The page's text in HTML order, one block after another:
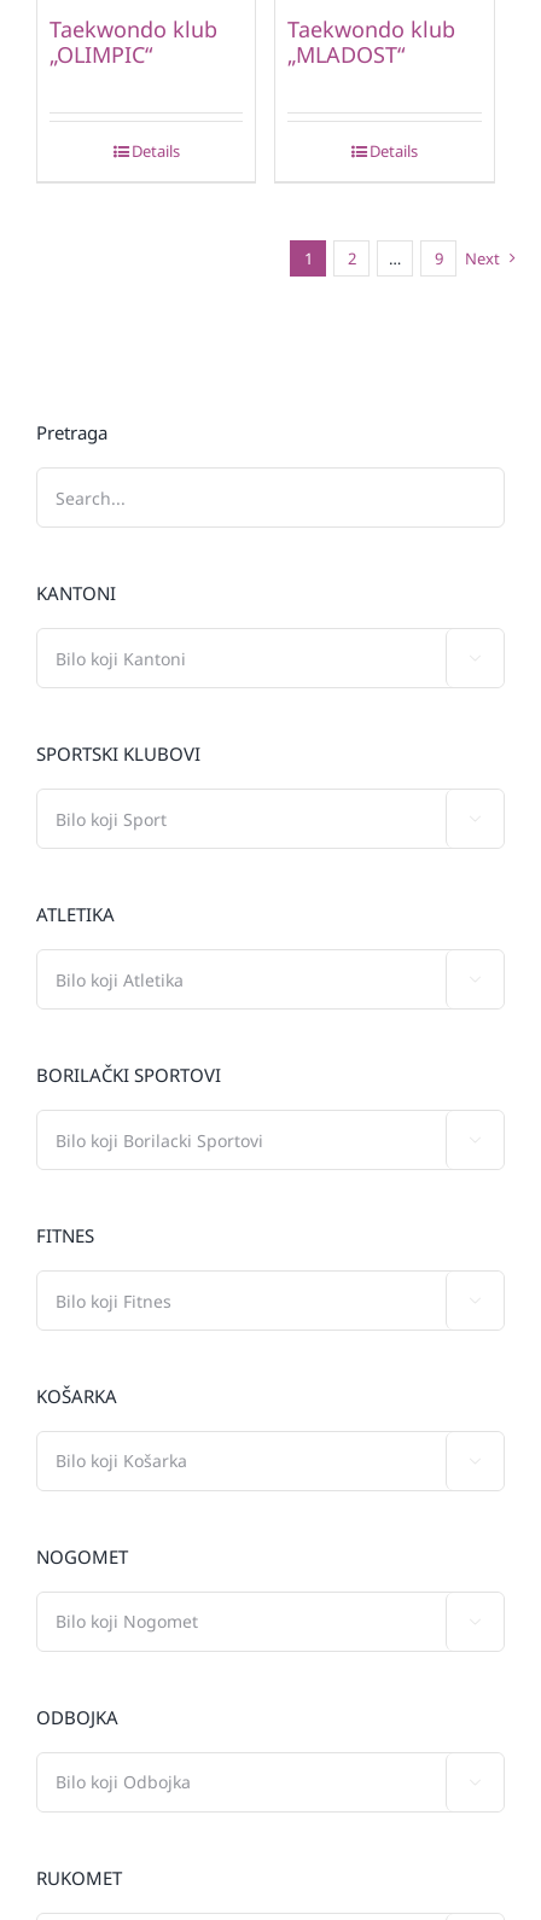
Taekwondo klub
„OLIMPIC“
Details
Taekwondo klub
„MLADOST“
Details
1 2 … 9 Next
Pretraga
KANTONI
SPORTSKI KLUBOVI
ATLETIKA
BORILAČKI SPORTOVI
FITNES
KOŠARKA
NOGOMET
ODBOJKA
RUKOMET